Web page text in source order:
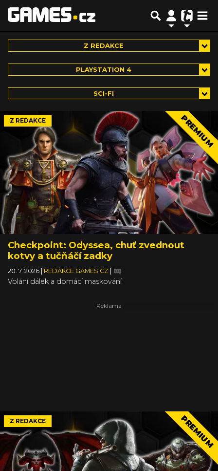
Z REDAKCE
PLAYSTATION 4
SCI-FI
Z REDAKCE PREMIUM
Checkpoint: Odyssea, chuť zvednout
kotvy a tučňáčí zadky
20. 7. 2026 REDAKCE GAMES.CZ
Volání dálek a domácí maskování
Z REDAKCE PREMIUM